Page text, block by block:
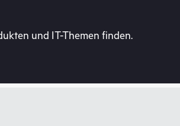
und IT-Themen finden.